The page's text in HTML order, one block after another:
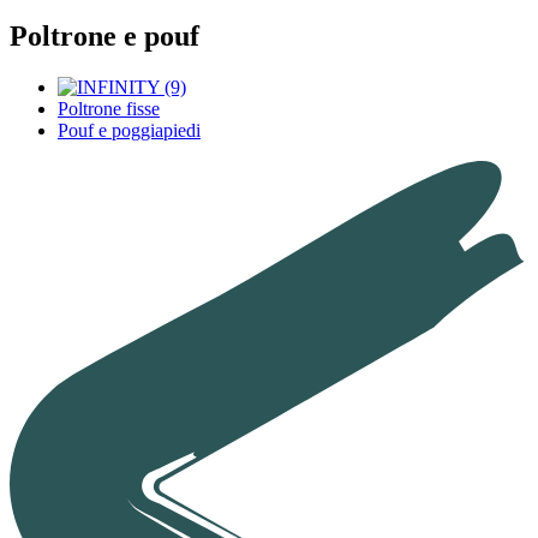
Poltrone e pouf
Poltrone fisse
Pouf e poggiapiedi